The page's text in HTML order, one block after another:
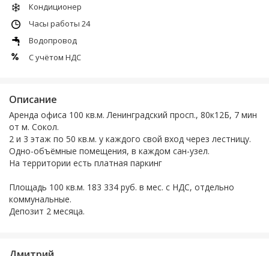
Кондиционер
Часы работы 24
Водопровод
С учётом НДС
Описание
Аренда офиса 100 кв.м. Ленинградский просп., 80к12Б, 7 мин
от м. Сокол.
2 и 3 этаж по 50 кв.м. у каждого свой вход через лестницу.
Одно-объёмные помещения, в каждом сан-узел.
На территории есть платная паркинг
Площадь 100 кв.м. 183 334 руб. в мес. с НДС, отдельно
коммунальные.
Депозит 2 месяца.